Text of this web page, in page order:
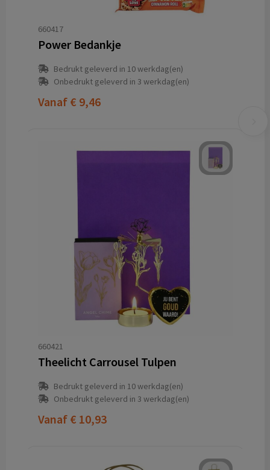
660417
Power Bedankje
Bedrukt geleverd in 10 werkdag(en)
Onbedrukt geleverd in 3 werkdag(en)
Vanaf € 9,46
660421
Theelicht Carrousel Tulpen
Bedrukt geleverd in 10 werkdag(en)
Onbedrukt geleverd in 3 werkdag(en)
Vanaf € 10,93